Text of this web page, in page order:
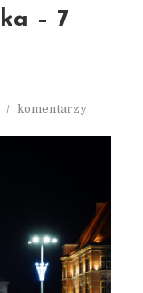
– 7
komentarzy